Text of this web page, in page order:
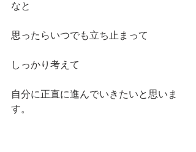
なと
思ったらいつでも立ち止まって
しっかり考えて
自分に正直に進んでいきたいと思いま
す。